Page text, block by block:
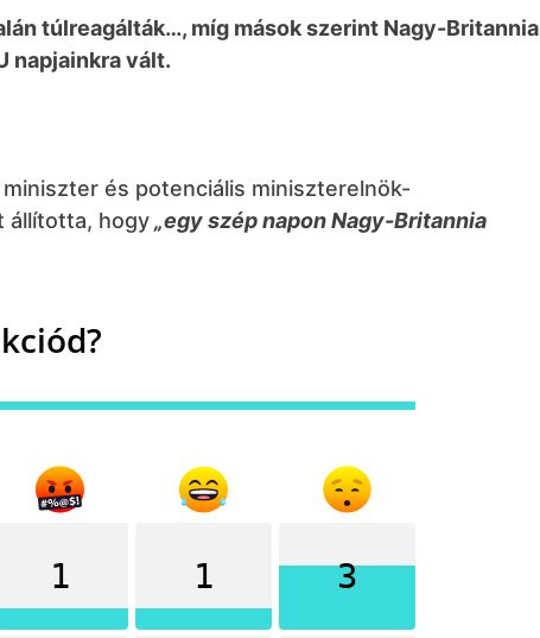
túlreagálták…, míg mások szerint Nagy-Britannia
napjainkra vált.
és potenciális miniszterelnök-
állította, hogy„egy szép napon Nagy-Britannia
1 1 3